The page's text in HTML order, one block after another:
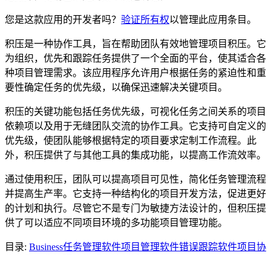
您是这款应用的开发者吗？ 验证所有权以管理此应用条目。
积压是一种协作工具，旨在帮助团队有效地管理项目积压。它
为组织，优先和跟踪任务提供了一个全面的平台，使其适合各
种项目管理需求。该应用程序允许用户根据任务的紧迫性和重
要性确定任务的优先级，以确保迅速解决关键项目。
积压的关键功能包括任务优先级，可视化任务之间关系的项目
依赖项以及用于无缝团队交流的协作工具。它支持可自定义的
优先级，使团队能够根据特定的项目要求定制工作流程。此
外，积压提供了与其他工具的集成功能，以提高工作流效率。
通过使用积压，团队可以提高项目可见性，简化任务管理流程
并提高生产率。它支持一种结构化的项目开发方法，促进更好
的计划和执行。尽管它不是专门为敏捷方法设计的，但积压提
供了可以适应不同项目环境的多功能项目管理功能。
目录: Business任务管理软件项目管理软件错误跟踪软件项目协